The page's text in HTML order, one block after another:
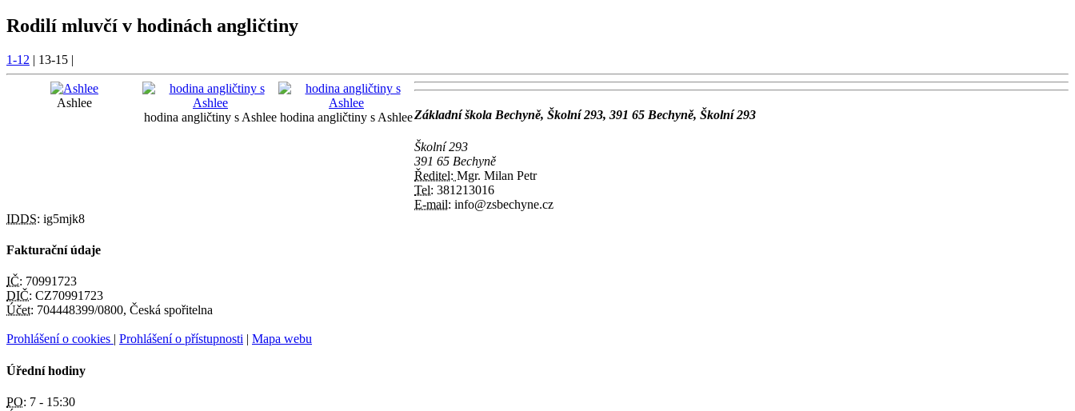
Rodilí mluvčí v hodinách angličtiny
1-12 | 13-15 |
Ashlee
hodina angličtiny s Ashlee hodina angličtiny s AshleeZákladní škola Bechyně, Školní 293, 391 65 Bechyně, Školní 293
Školní 293
391 65 Bechyně
Ředitel: Mgr. Milan Petr
Tel: 381213016
E-mail: info@zsbechyne.cz
IDDS: ig5mjk8
Fakturační údaje
IČ: 70991723
DIČ: CZ70991723
Účet: 704448399/0800, Česká spořitelna
Prohlášení o cookies | Prohlášení o přístupnosti | Mapa webu
Úřední hodiny
PO: 7 - 15:30